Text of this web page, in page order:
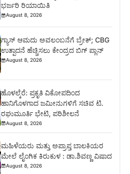
ಭರ್ಜರಿ ರಿಯಾಯಿತಿ
August 8, 2026
ಗ್ಯಾಸ್ ಆಮದು ಅವಲಂಬನೆಗೆ ಬ್ರೇಕ್; CBG
ಉತ್ಪಾದನೆ ಹೆಚ್ಚಿಸಲು ಕೇಂದ್ರದ ಬಿಗ್ ಪ್ಲಾನ್
August 8, 2026
ಹೊಳಲ್ಕೆರೆ: ಪ್ರಕೃತಿ ವಿಕೋಪದಿಂದ
ಹಾನಿಗೊಳಗಾದ ಜಮೀನುಗಳಿಗೆ ಸಚಿವ ಟಿ.
ರಘುಮೂರ್ತಿ ಭೇಟಿ, ಪರಿಶೀಲನೆ
August 8, 2026
ಮಹಿಳೆಯರು ಮತ್ತು ಅಪ್ರಾಪ್ತ ಬಾಲಕಿಯರ
ಮೇಲೆ ಲೈಂಗಿಕ ಕಿರುಕುಳ : ಡಾ.ಶಿವಣ್ಣ ವಿಷಾದ
August 8, 2026